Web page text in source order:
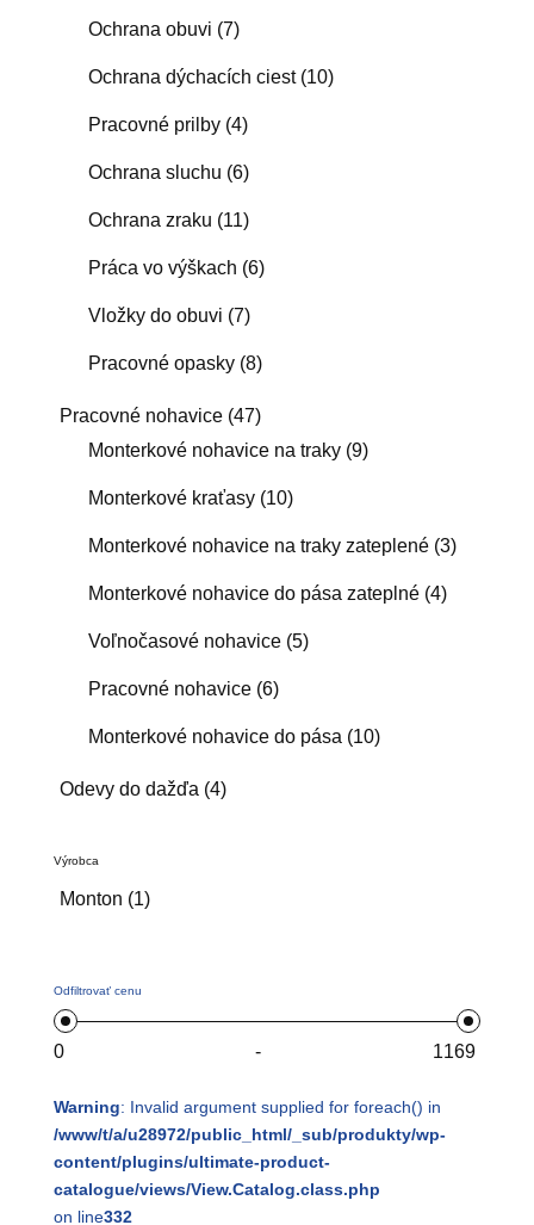
Ochrana obuvi (7)
Ochrana dýchacích ciest (10)
Pracovné prilby (4)
Ochrana sluchu (6)
Ochrana zraku (11)
Práca vo výškach (6)
Vložky do obuvi (7)
Pracovné opasky (8)
Pracovné nohavice (47)
Monterkové nohavice na traky (9)
Monterkové kraťasy (10)
Monterkové nohavice na traky zateplené (3)
Monterkové nohavice do pása zateplné (4)
Voľnočasové nohavice (5)
Pracovné nohavice (6)
Monterkové nohavice do pása (10)
Odevy do dažďa (4)
Výrobca
Monton (1)
Odfiltrovať cenu
-
Warning: Invalid argument supplied for foreach() in
/www/t/a/u28972/public_html/_sub/produkty/wp-
content/plugins/ultimate-product-
catalogue/views/View.Catalog.class.php
on line332